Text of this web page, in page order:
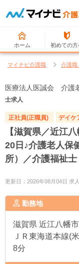
ホーム 初めての方
マイナビ介護職 介護職
医療法人医誠会 介護
士求人
正社員(正職員) デイケ
【滋賀県／近江
20日♪介護老人保
所）／介護福祉士
更新日：2026年08月04日 求
勤務地
滋賀県 近江八幡
ＪＲ東海道本線(
8分